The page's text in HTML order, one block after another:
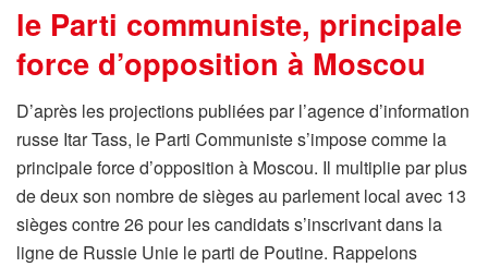
le Parti communiste, principale
force d’opposition à Moscou
D’après les projections publiées par l’agence d’information
russe Itar Tass, le Parti Communiste s’impose comme la
principale force d’opposition à Moscou. Il multiplie par plus
de deux son nombre de sièges au parlement local avec 13
sièges contre 26 pour les candidats s’inscrivant dans la
ligne de Russie Unie le parti de Poutine. Rappelons